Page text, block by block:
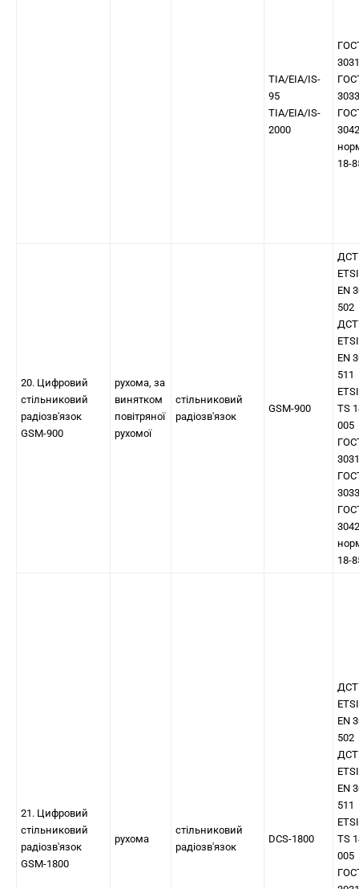
TIA/EIA/IS-
95
TIA/EIA/IS-
2000
18-
20. Цифровий
стільниковий
радіозв'язок
GSM-900
рухома, за
винятком
повітряної
рухомої
стільниковий
радіозв'язок
GSM-900
ETSI
EN
502
ETSI
EN
511
ETSI
TS
005
18-
21. Цифровий
стільниковий
радіозв'язок
GSM-1800
рухома
стільниковий
радіозв'язок
DCS-1800
ETSI
EN
502
ETSI
EN
511
ETSI
TS
005